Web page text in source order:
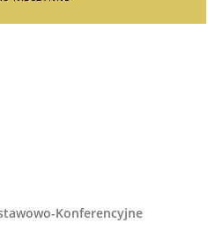
Konferencyjne